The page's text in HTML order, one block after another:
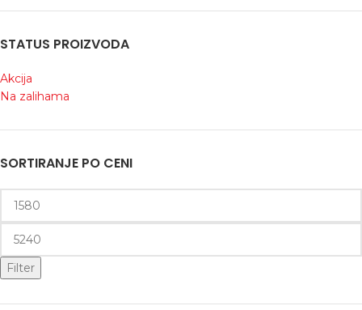
STATUS PROIZVODA
Akcija
Na zalihama
SORTIRANJE PO CENI
Filter